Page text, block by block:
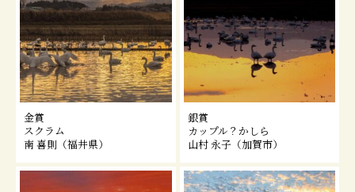
金賞
スクラム
南 喜則（福井県）
銀賞
カップル？かしら
山村 永子（加賀市）